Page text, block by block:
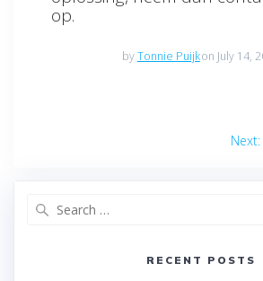
op.
byTonnie Puijkon July 14,
Next:
RECENT POSTS